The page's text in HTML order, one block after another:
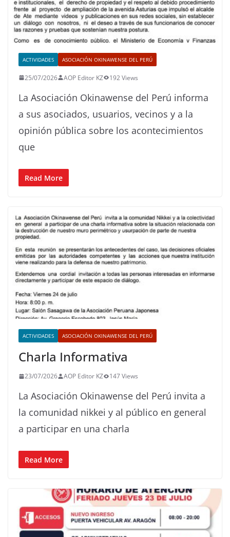
ACTIVIDADES ASOCIACIÓN OKINAWENSE DEL PERÚ
25/07/2026 AOP Editor KZ 192 Views
La Asociación Okinawense del Perú informa
a sus asociados, usuarios, vecinos y a la
opinión pública sobre los acontecimientos
que
Read More
ACTIVIDADES ASOCIACIÓN OKINAWENSE DEL PERÚ
Charla Informativa
23/07/2026 AOP Editor KZ 147 Views
La Asociación Okinawense del Perú invita a
la comunidad nikkei y al público en general
a participar en una charla
Read More